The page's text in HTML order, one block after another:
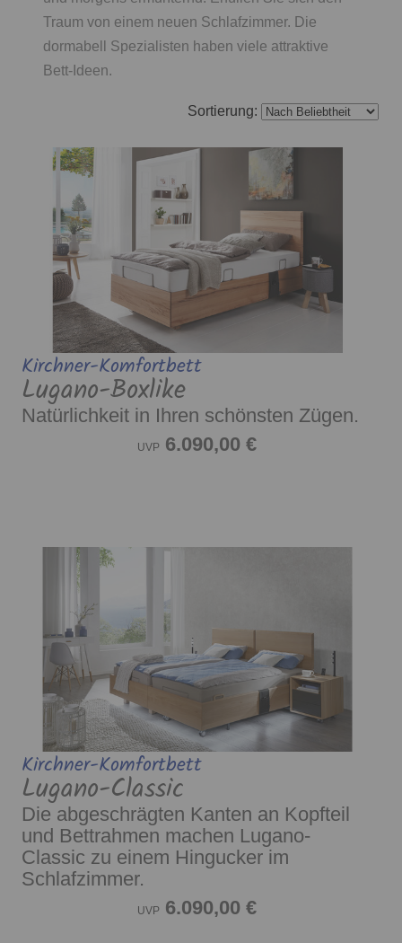
Traum von einem neuen Schlafzimmer. Die
dormabell Spezialisten haben viele attraktive
Bett-Ideen.
Sortierung:
Kirchner-Komfortbett
Lugano-Boxlike
Natürlichkeit in Ihren schönsten Zügen.
UVP 6.090,00 €
Kirchner-Komfortbett
Lugano-Classic
Die abgeschrägten Kanten an Kopfteil
und Bettrahmen machen Lugano-
Classic zu einem Hingucker im
Schlafzimmer.
UVP 6.090,00 €